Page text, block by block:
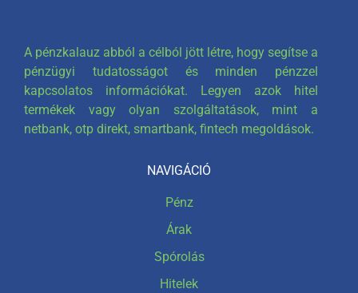
A pénzkalauz abból a célból jött létre, hogy segítse a
pénzügyi tudatosságot és minden pénzzel
kapcsolatos információkat. Legyen azok hitel
termékek vagy olyan szolgáltatások, mint a
netbank, otp direkt, smartbank, fintech megoldások.
NAVIGÁCIÓ
Pénz
Árak
Spórolás
Hitelek